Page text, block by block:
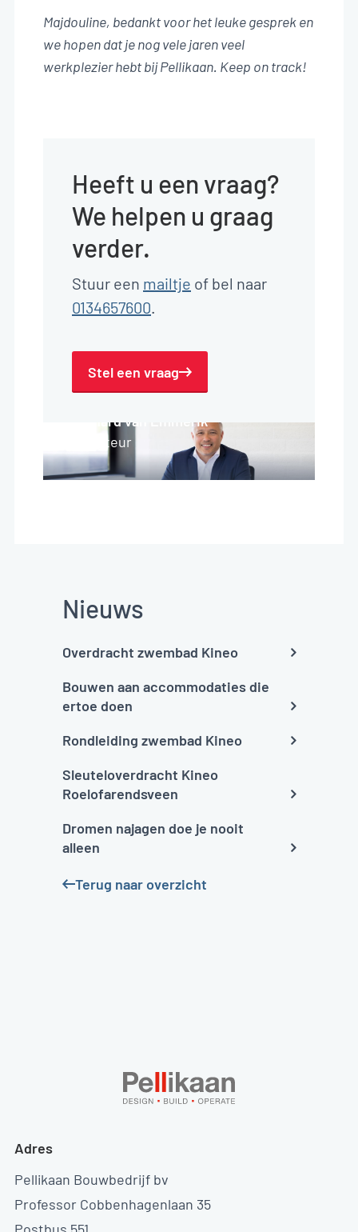
Nieuws
Overdracht zwembad Kineo
Bouwen aan accommodaties die
ertoe doen
Rondleiding zwembad Kineo
Sleuteloverdracht Kineo
Roelofarendsveen
Dromen najagen doe je nooit
alleen
Terug naar overzicht
Majdouline, bedankt voor het leuke gesprek en
we hopen dat je nog vele jaren veel
werkplezier hebt bij Pellikaan. Keep on track!
Richard van Emmerik
Directeur
Heeft u een vraag?
We helpen u graag
verder.
Stuur een mailtje of bel naar
0134657600.
Stel een vraag
Adres
Pellikaan Bouwbedrijf bv
Professor Cobbenhagenlaan 35